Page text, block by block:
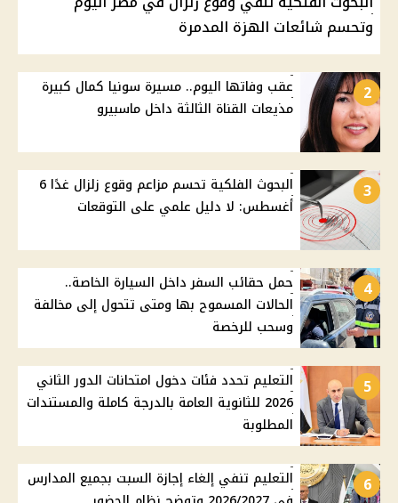
وتحسم شائعات الهزة المدمرة
2
عقب وفاتها اليوم.. مسيرة سونيا كمال كبيرة
مذيعات القناة الثالثة داخل ماسبيرو
3
البحوث الفلكية تحسم مزاعم وقوع زلزال غدًا 6
أغسطس: لا دليل علمي على التوقعات
4
حمل حقائب السفر داخل السيارة الخاصة..
الحالات المسموح بها ومتى تتحول إلى مخالفة
وسحب للرخصة
5
التعليم تحدد فئات دخول امتحانات الدور الثاني
2026 للثانوية العامة بالدرجة كاملة والمستندات
المطلوبة
6
التعليم تنفي إلغاء إجازة السبت بجميع المدارس